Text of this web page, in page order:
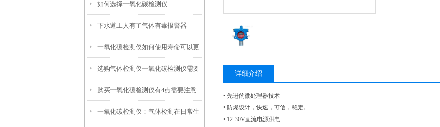
如何选择一氧化碳检测仪
下水道工人有了气体有毒报警器
一氧化碳检测仪如何使用寿命可以更
长
选购气体检测仪一氧化碳检测仪需要
经常校准检测
购买一氧化碳检测仪有4点需要注意
一氧化碳检测仪：气体检测在日常生
详细介绍
• 先进的微处理器技术
• 防爆设计，快速，可信，稳定。
• 12-30V直流电源供电